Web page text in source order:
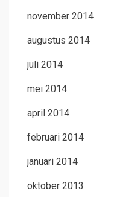
november 2014
augustus 2014
juli 2014
mei 2014
april 2014
februari 2014
januari 2014
oktober 2013